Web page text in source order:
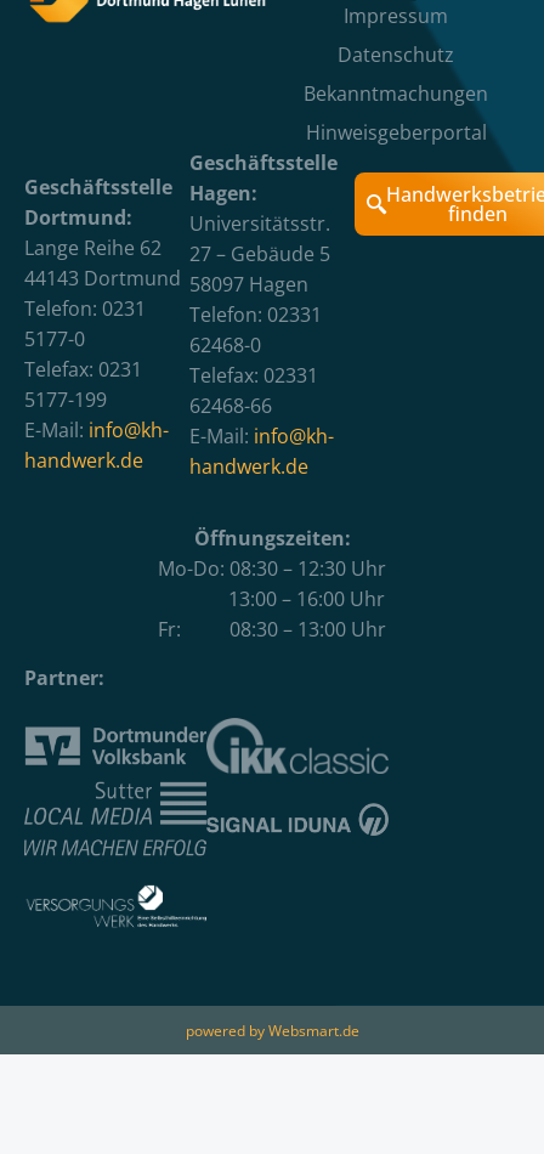
Impressum
Datenschutz
Bekanntmachungen
Hinweisgeberportal
Geschäftsstelle
Dortmund:
Lange Reihe 62
44143 Dortmund
Telefon: 0231
5177-0
Telefax: 0231
5177-199
E-Mail: info@kh-
handwerk.de
Geschäftsstelle
Hagen:
Universitätsstr.
27 – Gebäude 5
58097 Hagen
Telefon: 02331
62468-0
Telefax: 02331
62468-66
E-Mail: info@kh-
handwerk.de
finden
Öffnungszeiten:
Mo-Do: 08:30 – 12:30 Uhr
13:00 – 16:00 Uhr
Fr: 08:30 – 13:00 Uhr
Partner:
powered by Websmart.de